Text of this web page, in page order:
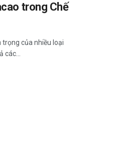
trong Chế
của nhiều loại
các...